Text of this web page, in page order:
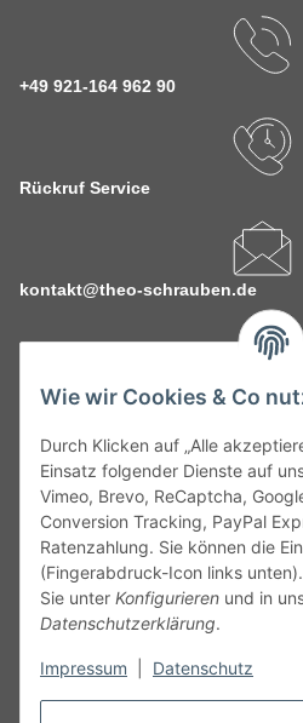
Wie wir Cookies & Co
Durch Klicken auf „Alle
Einsatz folgender Dienste auf
Vimeo, Brevo, ReCaptcha,
Conversion Tracking, PayPal
Ratenzahlung. Sie können die
(Fingerabdruck-Icon links
Sie unter Konfigurieren und in
Datenschutzerklärung.
Impressum Datenschutz
+49 921-164 962 90
Rückruf Service
kontakt@theo-schrauben.de
Service
Gesetzliche Informationen
Alle technischen Angaben ohne
Angaben vorbehalten. Wenn Sie
unseren Kundenservice.